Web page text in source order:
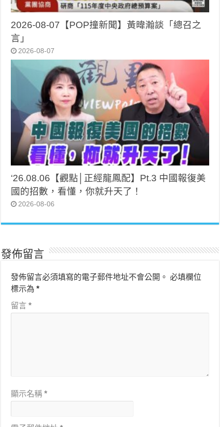
2026-08-07【POP撞新聞】黃暐瀚談「總召之
言」
2026-08-07
‘26.08.06【觀點│正經龍鳳配】Pt.3 中國報復美
國的招數，看懂，你就升天了！
2026-08-06
發佈留言
發佈留言必須填寫的電子郵件地址不會公開。 必填欄位
標示為*
留言*
顯示名稱*